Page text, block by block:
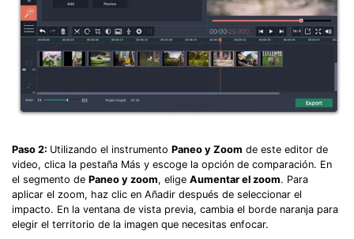
Paso 2: Utilizando el instrumento Paneo y Zoom de este editor de
video, clica la pestaña Más y escoge la opción de comparación. En
el segmento de Paneo y zoom, elige Aumentar el zoom. Para
aplicar el zoom, haz clic en Añadir después de seleccionar el
impacto. En la ventana de vista previa, cambia el borde naranja para
elegir el territorio de la imagen que necesitas enfocar.